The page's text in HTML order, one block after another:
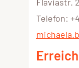
Flaviastr.
Telefon: